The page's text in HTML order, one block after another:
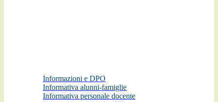
Informazioni e DPO
Informativa alunni-famiglie
Informativa personale docente